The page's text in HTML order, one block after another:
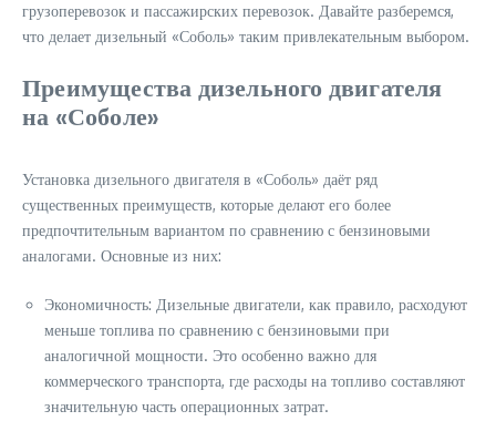
грузоперевозок и пассажирских перевозок. Давайте разберемся,
что делает дизельный «Соболь» таким привлекательным выбором.
Преимущества дизельного двигателя
на «Соболе»
Установка дизельного двигателя в «Соболь» даёт ряд
существенных преимуществ, которые делают его более
предпочтительным вариантом по сравнению с бензиновыми
аналогами. Основные из них:
Экономичность: Дизельные двигатели, как правило, расходуют
меньше топлива по сравнению с бензиновыми при
аналогичной мощности. Это особенно важно для
коммерческого транспорта, где расходы на топливо составляют
значительную часть операционных затрат.